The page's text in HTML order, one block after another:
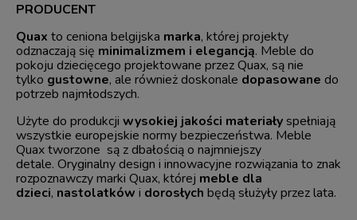
PRODUCENT
Quax to ceniona belgijska marka, której projekty
odznaczają się minimalizmem i elegancją. Meble do
pokoju dziecięcego projektowane przez Quax, są nie
tylko gustowne, ale również doskonale dopasowane do
potrzeb najmłodszych.
Użyte do produkcji wysokiej jakości materiałyspełniają
wszystkie europejskie normy bezpieczeństwa. Meble
Quax tworzone są z dbałością o najmniejszy
detale. Oryginalny design i innowacyjne rozwiązania to znak
rozpoznawczy marki Quax, której meble dla
dzieci, nastolatków i dorosłych będą służyły przez lata.